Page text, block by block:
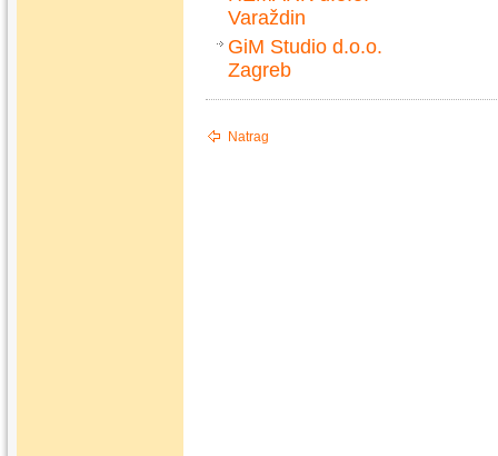
Varaždin
GiM Studio d.o.o.
Zagreb
Natrag